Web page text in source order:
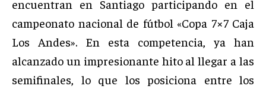
encuentran en Santiago participando en el
campeonato nacional de fútbol «Copa 7×7 Caja
Los Andes». En esta competencia, ya han
alcanzado un impresionante hito al llegar a las
semifinales, lo que los posiciona entre los